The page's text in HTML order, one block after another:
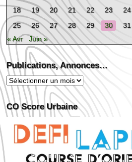
18
19 20 21 22 23
24
25
26 27 28 29 30
31
« Avr
Juin »
Publications, Annonces…
Publications,
Annonces…
CO Score Urbaine